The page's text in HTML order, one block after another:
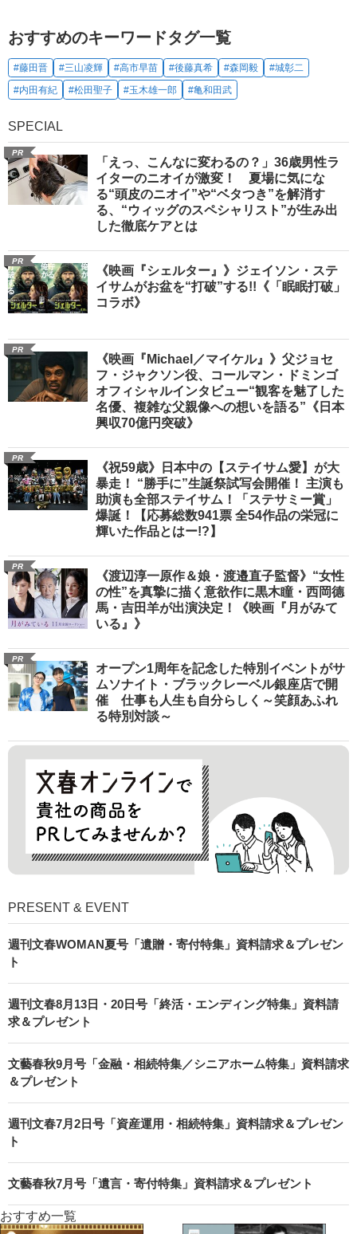
おすすめのキーワードタグ一覧
#藤田晋 #三山凌輝 #高市早苗 #後藤真希 #森岡毅
#城彰二
#内田有紀
#松田聖子 #玉木雄一郎 #亀和田武
SPECIAL
PR
「えっ、こんなに変わるの？」36歳男性ラ
イターのニオイが激変！ 夏場に気にな
る“頭皮のニオイ”や“ベタつき”を解消す
る、“ウィッグのスペシャリスト”が生み出
した徹底ケアとは
PR
《映画『シェルター』》ジェイソン・ステ
イサムがお盆を“打破”する!!《「眠眠打破」
コラボ》
PR
《映画『Michael／マイケル』》父ジョセ
フ・ジャクソン役、コールマン・ドミンゴ
オフィシャルインタビュー“観客を魅了した
名優、複雑な父親像への想いを語る”《日本
興収70億円突破》
PR
《祝59歳》日本中の【ステイサム愛】が大
暴走！ “勝手に”生誕祭試写会開催！ 主演も
助演も全部ステイサム！「ステサミー賞」
爆誕！【応募総数941票 全54作品の栄冠に
輝いた作品とはー!?】
PR
《渡辺淳一原作＆娘・渡邉直子監督》“女性
の性”を真摯に描く意欲作に黒木瞳・西岡德
馬・吉田羊が出演決定！《映画『月がみて
いる』》
PR
オープン1周年を記念した特別イベントがサ
ムソナイト・ブラックレーベル銀座店で開
催 仕事も人生も自分らしく～笑顔あふれ
る特別対談～
PRESENT & EVENT
週刊文春WOMAN夏号「遺贈・寄付特集」資料請求＆プレゼン
ト
週刊文春8月13日・20日号「終活・エンディング特集」資料請
求＆プレゼント
文藝春秋9月号「金融・相続特集／シニアホーム特集」資料請求
＆プレゼント
週刊文春7月2日号「資産運用・相続特集」資料請求＆プレゼン
ト
文藝春秋7月号「遺言・寄付特集」資料請求＆プレゼント
おすすめ一覧